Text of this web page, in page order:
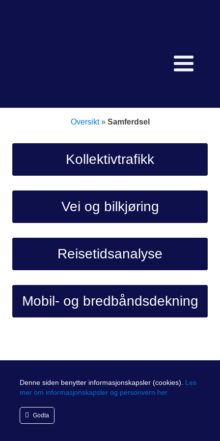
Oversikt» Samferdsel
Kollektivtrafikk
Vei og bilkjøring
Reisetidsanalyse
Mobil- og bredbåndsdekning
Denne siden benytter informasjonskapsler (cookies).
Les
mer om informasjonskapsler og personvern her.
Godta